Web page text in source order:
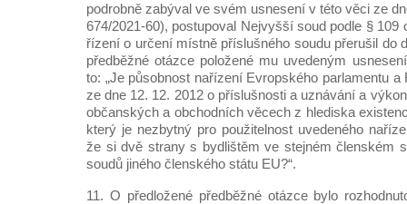
podrobně zabýval ve svém usnesení v této věci ze
674/2021-60), postupoval Nejvyšší soud podle § 109
řízení o určení místně příslušného soudu přerušil do
předběžné otázce položené mu uvedeným
to: „Je působnost nařízení Evropského parlamentu
ze dne 12. 12. 2012 o příslušnosti a uznávání a
občanských a obchodních věcech z hlediska
který je nezbytný pro použitelnost uvedeného
že si dvě strany s bydlištěm ve stejném členském
soudů jiného členského státu EU?“.
11. O předložené předběžné otázce bylo